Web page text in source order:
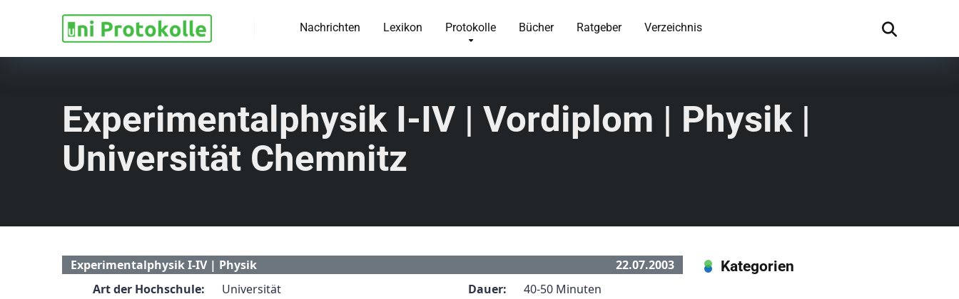
Nachrichten Lexikon Protokolle Bücher Ratgeber Verzeichnis
Experimentalphysik I-IV | Vordiplom | Physik |
Universität Chemnitz
Experimentalphysik I-IV | Physik
22.07.2003
Art der Hochschule:
Universität
Dauer:
40-50 Minuten
Kategorien